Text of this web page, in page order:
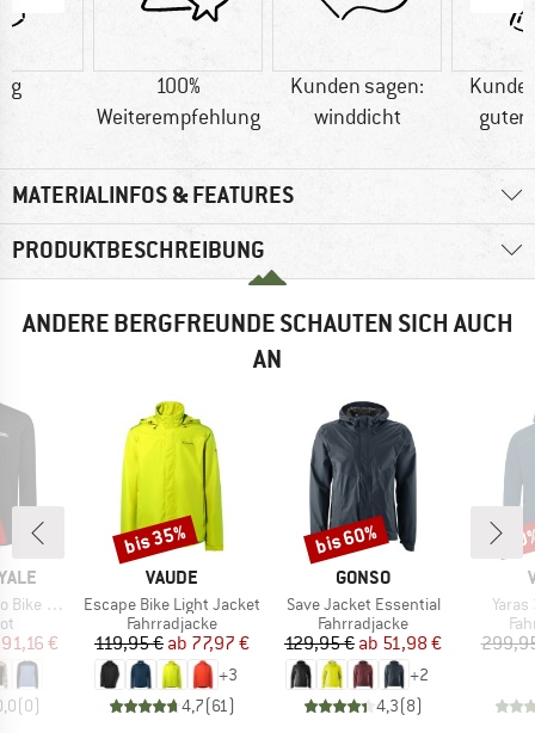
g
100%
Weiterempfehlung
Kunden sagen:
winddicht
guter
MATERIALINFOS & FEATURES
PRODUKTBESCHREIBUNG
ANDERE BERGFREUNDE SCHAUTEN SICH AUCH
AN
L/S
Preis
91,16 €
(0)
MARKE
VAUDE
Artikel
Escape Bike Light Jacket
Produktgruppe
Fahrradjacke
Preis
119,95 € reduzierter Preis
ab 77,97 €
+3
4,7(61)
Rabatt
bis 35%
MARKE
GONSO
Artikel
Save Jacket Essential
Produktgruppe
Fahrradjacke
Preis
129,95 € reduzierter Preis
ab 51,98 €
+2
4,3(8)
Rabatt
bis 60%
Artikel